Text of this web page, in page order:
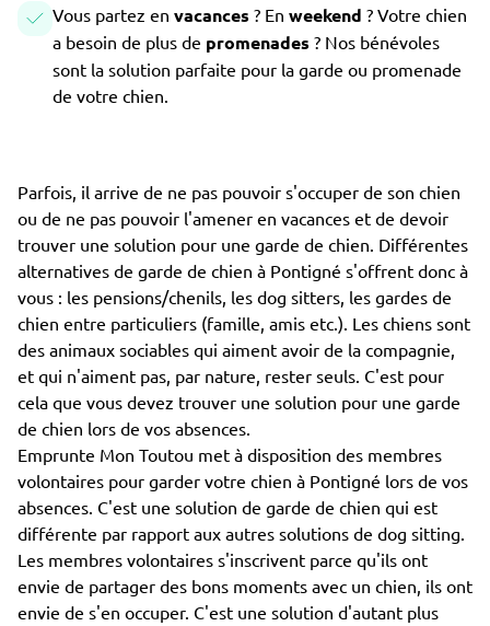
Vous partez en vacances ? En weekend ? Votre chien
a besoin de plus de promenades ? Nos bénévoles
sont la solution parfaite pour la garde ou promenade
de votre chien.
Parfois, il arrive de ne pas pouvoir s'occuper de son chien
ou de ne pas pouvoir l'amener en vacances et de devoir
trouver une solution pour une garde de chien. Différentes
alternatives de garde de chien à Pontigné s'offrent donc à
vous : les pensions/chenils, les dog sitters, les gardes de
chien entre particuliers (famille, amis etc.). Les chiens sont
des animaux sociables qui aiment avoir de la compagnie,
et qui n'aiment pas, par nature, rester seuls. C'est pour
cela que vous devez trouver une solution pour une garde
de chien lors de vos absences.
Emprunte Mon Toutou met à disposition des membres
volontaires pour garder votre chien à Pontigné lors de vos
absences. C'est une solution de garde de chien qui est
différente par rapport aux autres solutions de dog sitting.
Les membres volontaires s'inscrivent parce qu'ils ont
envie de partager des bons moments avec un chien, ils ont
envie de s'en occuper. C'est une solution d'autant plus